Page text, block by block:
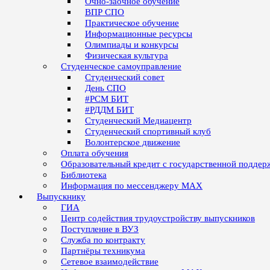
ВПР СПО
Практическое обучение
Информационные ресурсы
Олимпиады и конкурсы
Физическая культура
Студенческое самоуправление
Студенческий совет
День СПО
#РСМ БИТ
#РДДМ БИТ
Студенческий Медиацентр
Студенческий спортивный клуб
Волонтерское движение
Оплата обучения
Образовательный кредит с государственной
Библиотека
Информация по мессенджеру MAX
Выпускнику
ГИА
Центр содействия трудоустройству выпускников
Поступление в ВУЗ
Служба по контракту
Партнёры техникума
Сетевое взаимодействие